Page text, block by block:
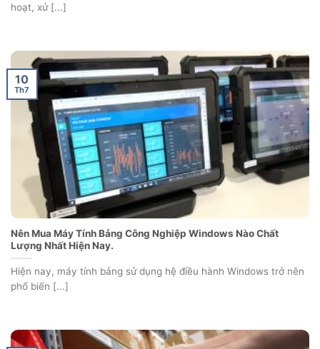
hoạt, xử [...]
Nên Mua Máy Tính Bảng Công Nghiệp Windows Nào Chất
Lượng Nhất Hiện Nay.
Hiện nay, máy tính bảng sử dụng hệ điều hành Windows trở nên
phổ biến [...]
10
Th7